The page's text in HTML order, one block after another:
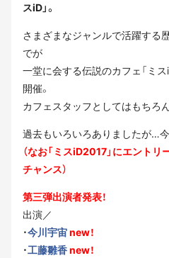
スiD」。
さまざまなジャンルで活躍する
でが
一堂に会する伝説のカフェ「ミス
開催。
カフェスタッフとしてはもちろん
過去もいろいろありましたが…今
（なお「ミスiD2017」にエント
チャンス）
第三弾出演者発表！
出演／
・今川宇宙new！
・工藤雛香new！